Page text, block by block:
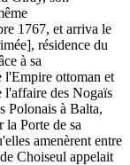
1767, et arriva le
résidence du
à sa
l'Empire ottoman et
des Nogaïs
Polonais à Balta,
Porte de sa
amenèrent entre
Choiseul appelait